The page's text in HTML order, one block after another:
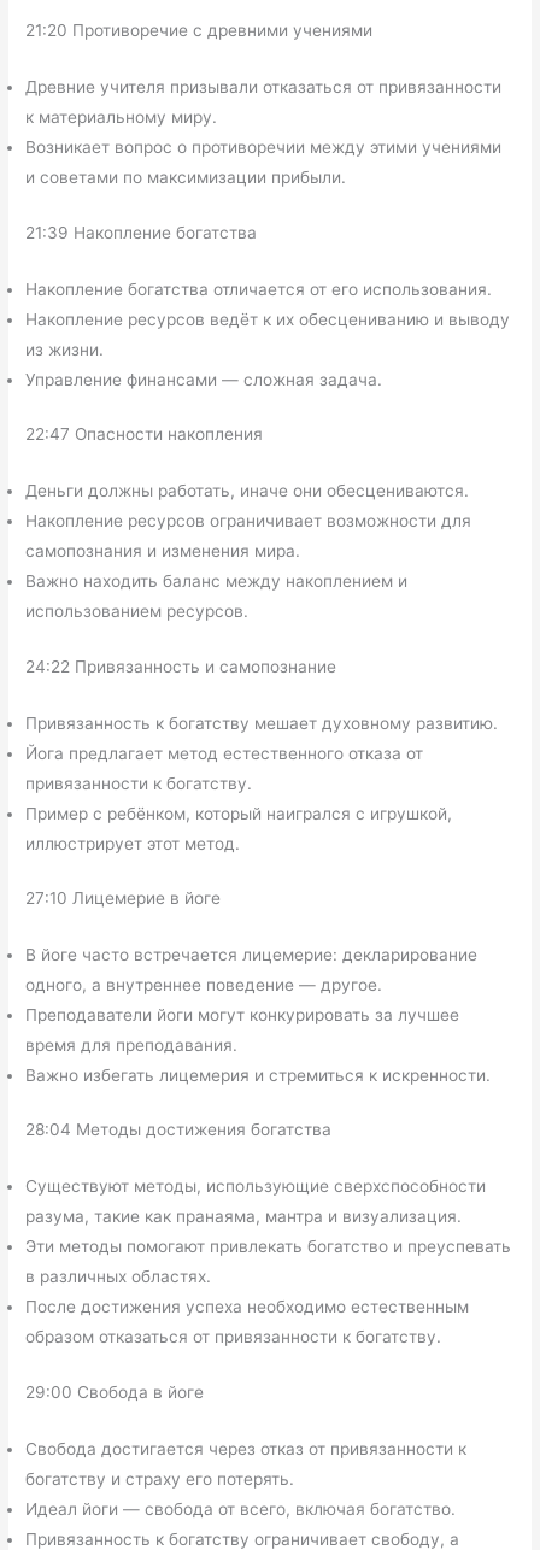
21:20 Противоречие с древними учениями
Древние учителя призывали отказаться от привязанности
к материальному миру.
Возникает вопрос о противоречии между этими учениями
и советами по максимизации прибыли.
21:39 Накопление богатства
Накопление богатства отличается от его использования.
Накопление ресурсов ведёт к их обесцениванию и выводу
из жизни.
Управление финансами — сложная задача.
22:47 Опасности накопления
Деньги должны работать, иначе они обесцениваются.
Накопление ресурсов ограничивает возможности для
самопознания и изменения мира.
Важно находить баланс между накоплением и
использованием ресурсов.
24:22 Привязанность и самопознание
Привязанность к богатству мешает духовному развитию.
Йога предлагает метод естественного отказа от
привязанности к богатству.
Пример с ребёнком, который наигрался с игрушкой,
иллюстрирует этот метод.
27:10 Лицемерие в йоге
В йоге часто встречается лицемерие: декларирование
одного, а внутреннее поведение — другое.
Преподаватели йоги могут конкурировать за лучшее
время для преподавания.
Важно избегать лицемерия и стремиться к искренности.
28:04 Методы достижения богатства
Существуют методы, использующие сверхспособности
разума, такие как пранаяма, мантра и визуализация.
Эти методы помогают привлекать богатство и преуспевать
в различных областях.
После достижения успеха необходимо естественным
образом отказаться от привязанности к богатству.
29:00 Свобода в йоге
Свобода достигается через отказ от привязанности к
богатству и страху его потерять.
Идеал йоги — свобода от всего, включая богатство.
Привязанность к богатству ограничивает свободу, а